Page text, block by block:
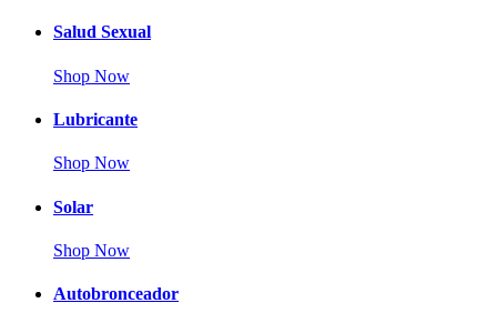
Salud Sexual
Shop Now
Lubricante
Shop Now
Solar
Shop Now
Autobronceador